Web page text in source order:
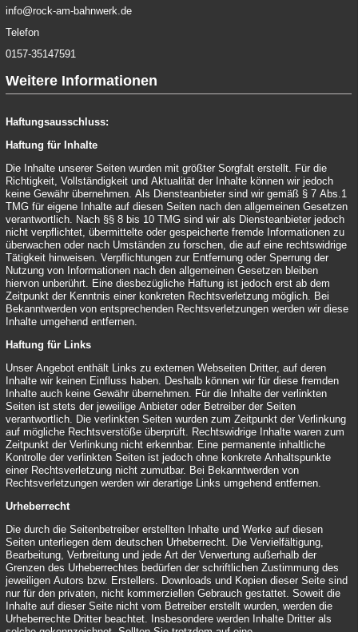
info@rock-am-bahnwerk.de
Telefon
0157-35147591
Weitere Informationen
Haftungsausschluss:
Haftung für Inhalte
Die Inhalte unserer Seiten wurden mit größter Sorgfalt erstellt. Für die
Richtigkeit, Vollständigkeit und Aktualität der Inhalte können wir jedoch
keine Gewähr übernehmen. Als Diensteanbieter sind wir gemäß § 7 Abs.1
TMG für eigene Inhalte auf diesen Seiten nach den allgemeinen Gesetzen
verantwortlich. Nach §§ 8 bis 10 TMG sind wir als Diensteanbieter jedoch
nicht verpflichtet, übermittelte oder gespeicherte fremde Informationen zu
überwachen oder nach Umständen zu forschen, die auf eine rechtswidrige
Tätigkeit hinweisen. Verpflichtungen zur Entfernung oder Sperrung der
Nutzung von Informationen nach den allgemeinen Gesetzen bleiben
hiervon unberührt. Eine diesbezügliche Haftung ist jedoch erst ab dem
Zeitpunkt der Kenntnis einer konkreten Rechtsverletzung möglich. Bei
Bekanntwerden von entsprechenden Rechtsverletzungen werden wir diese
Inhalte umgehend entfernen.
Haftung für Links
Unser Angebot enthält Links zu externen Webseiten Dritter, auf deren
Inhalte wir keinen Einfluss haben. Deshalb können wir für diese fremden
Inhalte auch keine Gewähr übernehmen. Für die Inhalte der verlinkten
Seiten ist stets der jeweilige Anbieter oder Betreiber der Seiten
verantwortlich. Die verlinkten Seiten wurden zum Zeitpunkt der Verlinkung
auf mögliche Rechtsverstöße überprüft. Rechtswidrige Inhalte waren zum
Zeitpunkt der Verlinkung nicht erkennbar. Eine permanente inhaltliche
Kontrolle der verlinkten Seiten ist jedoch ohne konkrete Anhaltspunkte
einer Rechtsverletzung nicht zumutbar. Bei Bekanntwerden von
Rechtsverletzungen werden wir derartige Links umgehend entfernen.
Urheberrecht
Die durch die Seitenbetreiber erstellten Inhalte und Werke auf diesen
Seiten unterliegen dem deutschen Urheberrecht. Die Vervielfältigung,
Bearbeitung, Verbreitung und jede Art der Verwertung außerhalb der
Grenzen des Urheberrechtes bedürfen der schriftlichen Zustimmung des
jeweiligen Autors bzw. Erstellers. Downloads und Kopien dieser Seite sind
nur für den privaten, nicht kommerziellen Gebrauch gestattet. Soweit die
Inhalte auf dieser Seite nicht vom Betreiber erstellt wurden, werden die
Urheberrechte Dritter beachtet. Insbesondere werden Inhalte Dritter als